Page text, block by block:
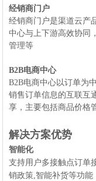
经销商门户
经销商门户是渠道云产
中心与上下游高效协同
管理等
B2B电商中心
B2B电商中心以订单为
销售订单信息的互联互
享，主要包括商品价格
解决方案优势
智能化
支持用户多接触点订单
销政策,智能补货等功